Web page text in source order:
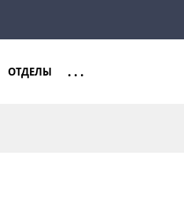
Найти
ОТДЕЛЫ ...